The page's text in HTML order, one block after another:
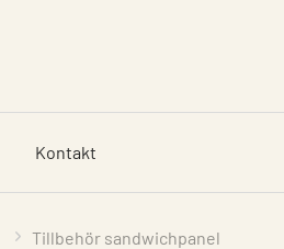
Kontakt
Tillbehör sandwichpanel